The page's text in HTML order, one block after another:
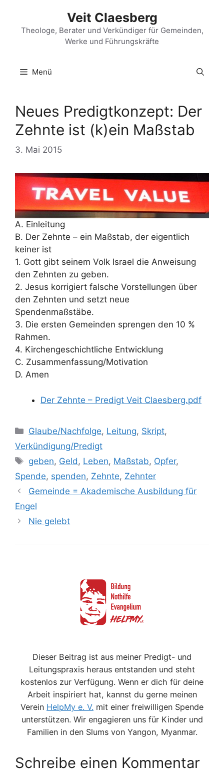
springen
Veit Claesberg
Theologe, Berater und Verkündiger für Gemeinden,
Werke und Führungskräfte
Menü
Neues Predigtkonzept: Der
Zehnte ist (k)ein Maßstab
3. Mai 2015
A. Einleitung
B. Der Zehnte – ein Maßstab, der eigentlich
keiner ist
1. Gott gibt seinem Volk Israel die Anweisung
den Zehnten zu geben.
2. Jesus korrigiert falsche Vorstellungen über
den Zehnten und setzt neue
Spendenmaßstäbe.
3. Die ersten Gemeinden sprengen den 10 %
Rahmen.
4. Kirchengeschichtliche Entwicklung
C. Zusammenfassung/Motivation
D. Amen
Der Zehnte – Predigt Veit Claesberg.pdf
Kategorien
Glaube/Nachfolge, Leitung, Skript,
Verkündigung/Predigt
Schlagwörter
geben, Geld , Leben, Maßstab, Opfer,
Spende, spenden, Zehnte, Zehnter
Gemeinde = Akademische Ausbildung für
Engel
Nie gelebt
Dieser Beitrag ist aus meiner Predigt- und
Leitungspraxis heraus entstanden und steht
kostenlos zur Verfügung. Wenn er dich für deine
Arbeit inspiriert hat, kannst du gerne meinen
Verein HelpMy e. V. mit einer freiwilligen Spende
unterstützen. Wir engagieren uns für Kinder und
Familien in den Slums von Yangon, Myanmar.
Schreibe einen Kommentar